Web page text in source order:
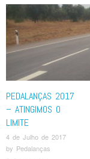
PEDALANÇAS 2017
– ATINGIMOS O
LIMITE
4 de Julho de 2017
by Pedalanças